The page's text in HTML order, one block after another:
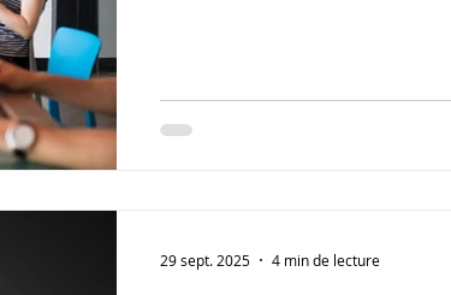
29 sept. 2025 4 min de lecture